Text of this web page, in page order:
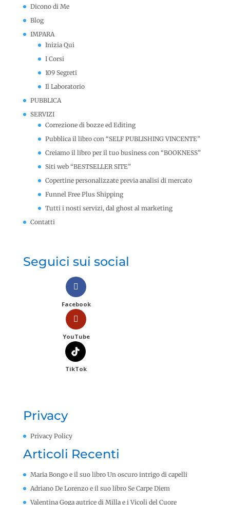
Dicono di Me
Blog
IMPARA
Inizia Qui
I Corsi
109 Segreti
Il Laboratorio
PUBBLICA
SERVIZI
Correzione di bozze ed Editing
Pubblica il libro con “SELF PUBLISHING VINCENTE”
Creiamo il libro per il tuo business con “BOOKNESS”
Siti web “BESTSELLER SITE”
Copertine personalizzate previa analisi di mercato
Funnel Free Plus Shipping
Tutti i nosti servizi, dal ghost al marketing
Contatti
Seguici sui social
Facebook
YouTube
TikTok
Privacy
Privacy Policy
Articoli Recenti
Maria Bongo e il suo libro Un oscuro intrigo di capelli
Adriano De Lorenzo e il suo libro Se Carpe Diem
Valentina Goga autrice di Milla e i Vicoli del Cuore